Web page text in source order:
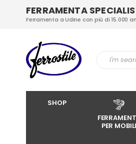
FERRAMENTA
Ferramenta a Udine con più di 15.000
SHOP
PER MOBILI